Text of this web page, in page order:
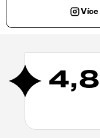
4,8